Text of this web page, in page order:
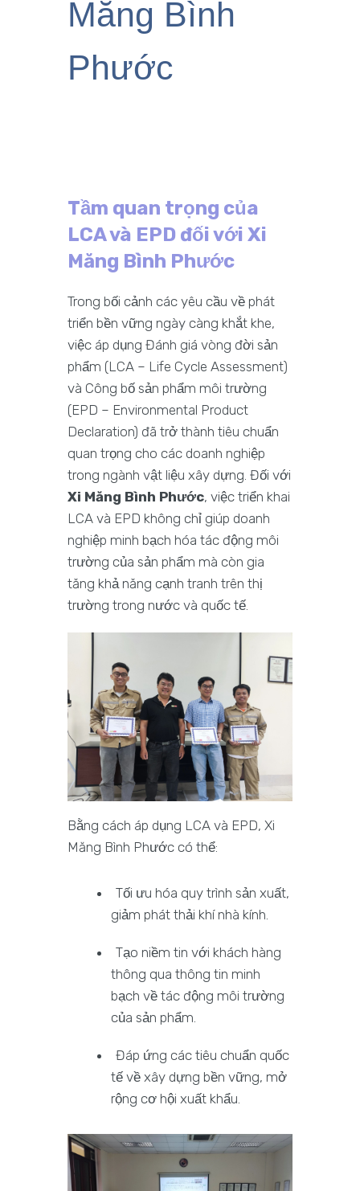
Măng Bình
Phước
Tầm quan trọng của
LCA và EPD đối với Xi
Măng Bình Phước
Trong bối cảnh các yêu cầu về phát
triển bền vững ngày càng khắt khe,
việc áp dụng Đánh giá vòng đời sản
phẩm (LCA – Life Cycle Assessment)
và Công bố sản phẩm môi trường
(EPD – Environmental Product
Declaration) đã trở thành tiêu chuẩn
quan trọng cho các doanh nghiệp
trong ngành vật liệu xây dựng. Đối với
Xi Măng Bình Phước, việc triển khai
LCA và EPD không chỉ giúp doanh
nghiệp minh bạch hóa tác động môi
trường của sản phẩm mà còn gia
tăng khả năng cạnh tranh trên thị
trường trong nước và quốc tế.
Bằng cách áp dụng LCA và EPD, Xi
Măng Bình Phước có thể:
Tối ưu hóa quy trình sản xuất,
giảm phát thải khí nhà kính.
Tạo niềm tin với khách hàng
thông qua thông tin minh
bạch về tác động môi trường
của sản phẩm.
Đáp ứng các tiêu chuẩn quốc
tế về xây dựng bền vững, mở
rộng cơ hội xuất khẩu.